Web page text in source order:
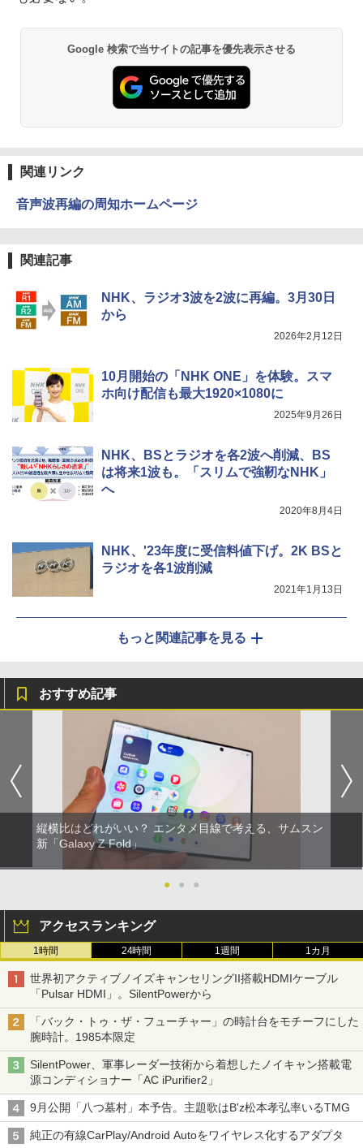
Google 検索で当サイトの記事を優先表示させる
関連リンク
音声波再編の周知ホームページ
関連記事
NHK、ラジオ3波を2波に再編。3月30日
から
2026年2月12日
10月開始の「NHK ONE」を体験。スマ
ホ向け配信も最大1920×1080に
2025年9月26日
NHK、BSとラジオを各2波へ削減、BS
は将来1波も。「スリムで強靭なNHK」
へ
2020年8月4日
NHK、'23年度に受信料値下げ。2K BSと
ラジオを各1波削減
2021年1月13日
もっと関連記事を見る
おすすめ記事
縦横比はどれがいい？ エンタメ目線で考える、サムスン
新「Galaxy Z Fold」
● ● ●
アクセスランキング
1時間 24時間 1週間 1カ月
世界初アクティブノイズキャンセリングII搭載HDMIケーブル
「Pulsar HDMI」。SilentPowerから
「バック・トゥ・ザ・フューチャー」の時計台をモチーフにした
腕時計。1985本限定
SilentPower、軍事レーダー技術から着想したノイキャン搭載電
源コンディショナー「AC iPurifier2」
9月公開「八つ墓村」本予告。主題歌はB'z松本孝弘率いるTMG
純正の有線CarPlay/Android Autoをワイヤレス化するアダプタ